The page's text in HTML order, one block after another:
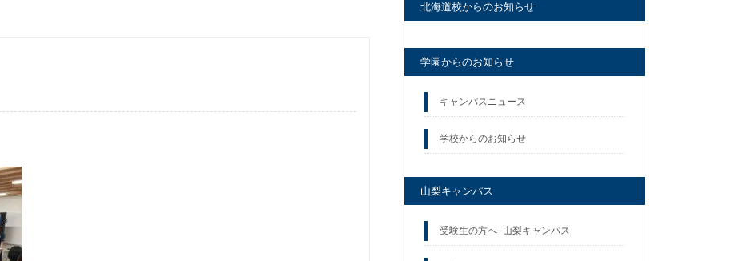
北海道校からのお知らせ
学園からのお知らせ
キャンパスニュース
学校からのお知らせ
山梨キャンパス
受験生の方へ–山梨キャンパス